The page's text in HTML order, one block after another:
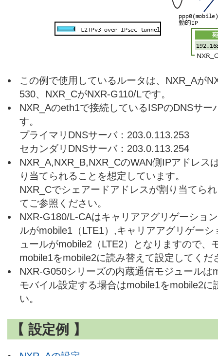
この例で使用しているルータは、NXR_Aが
530、NXR_CがNXR-G110/Lです。
NXR_Aのeth1で接続しているISPのDNSサー
す。
プライマリDNSサーバ：203.0.113.253
セカンダリDNSサーバ：203.0.113.254
NXR_A,NXR_B,NXR_CのWAN側IPアドレス
り当てられることを想定しています。
NXR_Cでシェアードアドレスが割り当てら
てご参照ください。
NXR-G180/L-CAはキャリアアグリゲーショ
ルがmobile1（LTE1）,キャリアアグリゲー
ュールがmobile2（LTE2）となりますので、
mobile1をmobile2に読み替えて設定してくだ
NXR-G050シリーズの内蔵通信モジュールは
モバイル設定する場合はmobile1をmobile2
い。
【 設定例 】